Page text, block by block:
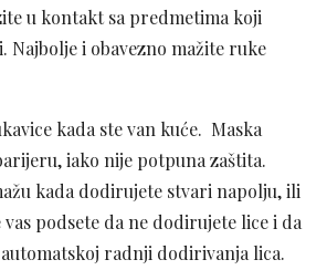
u kontakt sa predmetima koji
Najbolje i obavezno mažite ruke
kada ste van kuće. Maska
iako nije potpuna zaštita.
kada dodirujete stvari napolju, ili
podsete da ne dodirujete lice i da
radnji dodirivanja lica.